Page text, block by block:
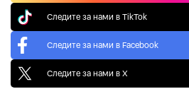
Следите за нами в TikTok
Следите за нами в Facebook
Следите за нами в X